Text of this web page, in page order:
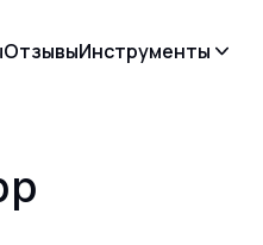
ОтзывыИнструменты